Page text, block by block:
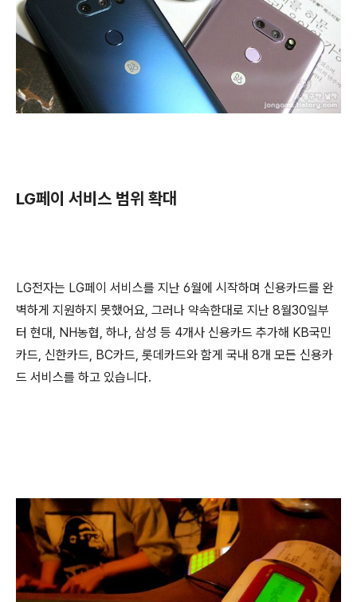
LG페이 서비스 범위 확대
LG전자는 LG페이 서비스를 지난 6월에 시작하며 신용카드를 완
벽하게 지원하지 못했어요, 그러나 약속한대로 지난 8월30일부
터 현대, NH농협, 하나, 삼성 등 4개사 신용카드 추가해 KB국민
카드, 신한카드, BC카드, 롯데카드와 함게 국내 8개 모든 신용카
드 서비스를 하고 있습니다.